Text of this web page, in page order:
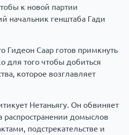
к новой партии
начальник генштаба Гади
Гидеон Саар готов примкнуть
для того чтобы добиться
которое возглавляет
Нетаньягу. Он обвиняет
домыслов
подстрекательстве и